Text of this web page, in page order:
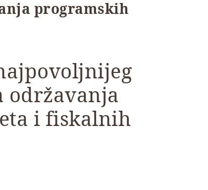
programskih
održavanja
i fiskalnih